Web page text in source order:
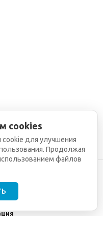
cookies
для улучшения
Продолжая
файлов